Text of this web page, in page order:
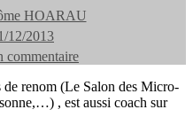
HOARAU
12/2013
commentaire
Alain
Bosetti
coach
renom (Le Salon des Micro-
, est aussi coach sur